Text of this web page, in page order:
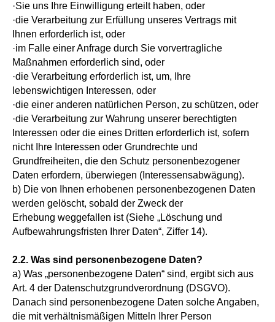
·Sie uns Ihre Einwilligung erteilt haben, oder
·die Verarbeitung zur Erfüllung unseres Vertrags mit
Ihnen erforderlich ist, oder
·im Falle einer Anfrage durch Sie vorvertragliche
Maßnahmen erforderlich sind, oder
·die Verarbeitung erforderlich ist, um, Ihre
lebenswichtigen Interessen, oder
·die einer anderen natürlichen Person, zu schützen, oder
·die Verarbeitung zur Wahrung unserer berechtigten
Interessen oder die eines Dritten erforderlich ist, sofern
nicht Ihre Interessen oder Grundrechte und
Grundfreiheiten, die den Schutz personenbezogener
Daten erfordern, überwiegen (Interessensabwägung).
b) Die von Ihnen erhobenen personenbezogenen Daten
werden gelöscht, sobald der Zweck der
Erhebung weggefallen ist (Siehe „Löschung und
Aufbewahrungsfristen Ihrer Daten“, Ziffer 14).
2.2. Was sind personenbezogene Daten?
a) Was „personenbezogene Daten“ sind, ergibt sich aus
Art. 4 der Datenschutzgrundverordnung (DSGVO).
Danach sind personenbezogene Daten solche Angaben,
die mit verhältnismäßigen Mitteln Ihrer Person